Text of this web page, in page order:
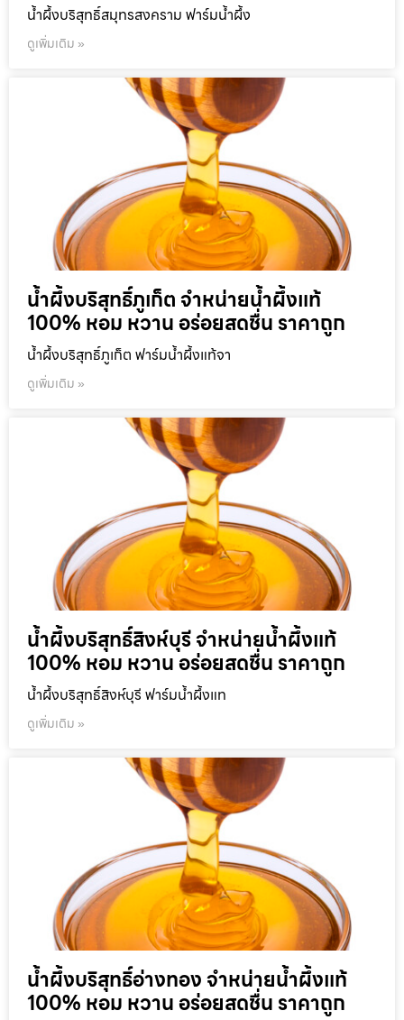
น้ำผึ้งบริสุทธิ์สมุทรสงคราม ฟาร์มน้ำผึ้ง
ดูเพิ่มเติม »
น้ำผึ้งบริสุทธิ์ภูเก็ต จำหน่ายน้ำผึ้งแท้
100% หอม หวาน อร่อยสดชื่น ราคาถูก
น้ำผึ้งบริสุทธิ์ภูเก็ต ฟาร์มน้ำผึ้งแท้จา
ดูเพิ่มเติม »
น้ำผึ้งบริสุทธิ์สิงห์บุรี จำหน่ายน้ำผึ้งแท้
100% หอม หวาน อร่อยสดชื่น ราคาถูก
น้ำผึ้งบริสุทธิ์สิงห์บุรี ฟาร์มน้ำผึ้งแท
ดูเพิ่มเติม »
น้ำผึ้งบริสุทธิ์อ่างทอง จำหน่ายน้ำผึ้งแท้
100% หอม หวาน อร่อยสดชื่น ราคาถูก